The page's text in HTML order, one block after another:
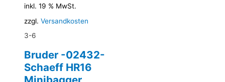
inkl. 19 % MwSt.
zzgl. Versandkosten
3-6
Bruder -02432-
Schaeff HR16